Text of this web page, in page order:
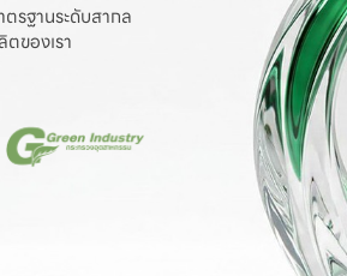
รฐานระดับสากล
ของเรา